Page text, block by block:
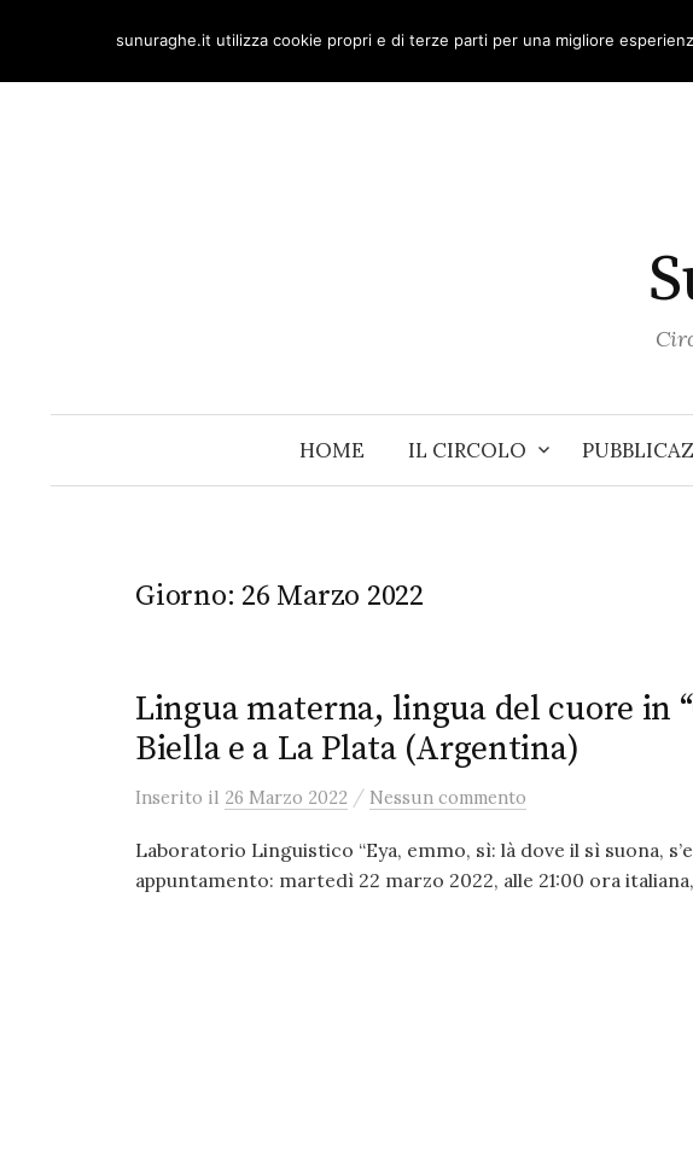
content
HOME IL CIRCOLO
Giorno: 26 Marzo 2022
Lingua materna, lingua del cuore in
Biella e a La Plata (Argentina)
Inserito il 26 Marzo 2022 / Nessun commento
Laboratorio Linguistico “Eya, emmo, sì: là dove il sì suona,
appuntamento: martedì 22 marzo 2022, alle 21:00 ora
sunuraghe.it utilizza cookie propri e di terze parti per una migliore